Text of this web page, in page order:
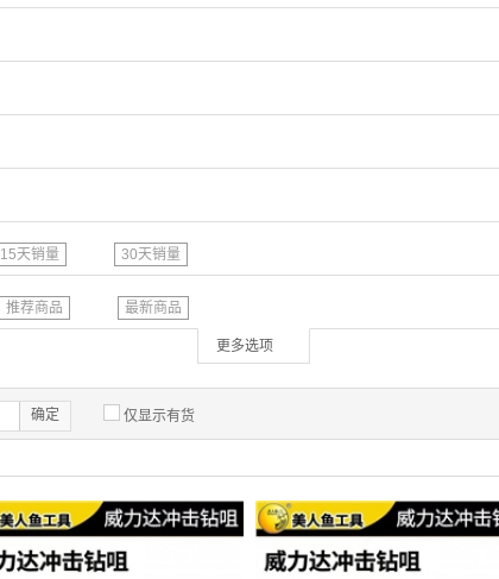
15天销量 30天销量
推荐商品 最新商品
更多选项
确定 仅显示有货